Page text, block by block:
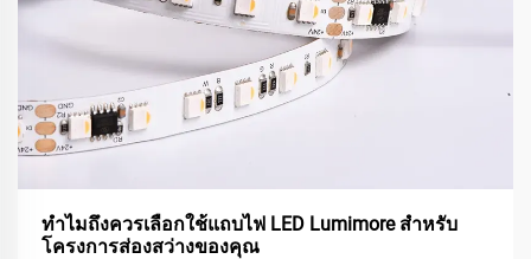
ทำไมถึงควรเลือกใช้แถบไฟ LED Lumimore สำหรับ
โครงการส่องสว่างของคุณ